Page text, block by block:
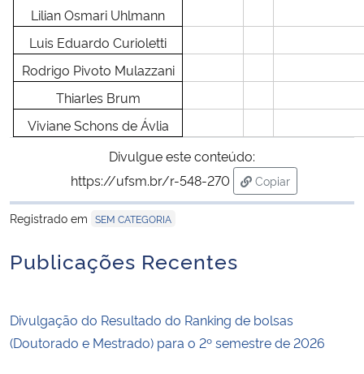
Planalto
Lilian Osmari Uhlmann
Luis Eduardo Curioletti
Rodrigo Pivoto Mulazzani
Thiarles Brum
Viviane Schons de Ávlia
Divulgue este conteúdo:
https://ufsm.br/r-548-270
Copiar
para área de
Registrado em SEM CATEGORIA
Publicações Recentes
Divulgação do Resultado do Ranking de bolsas
(Doutorado e Mestrado) para o 2º semestre de 2026